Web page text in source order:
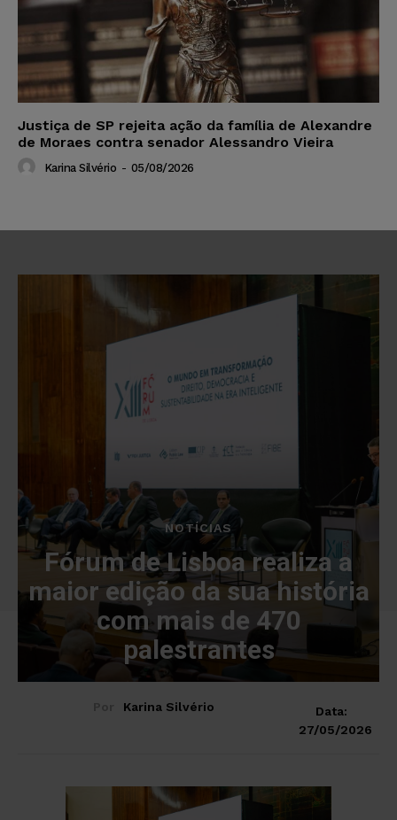
Justiça de SP rejeita ação da família de Alexandre
de Moraes contra senador Alessandro Vieira
Karina Silvério - 05/08/2026